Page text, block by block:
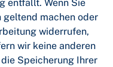
entfällt. Wenn Sie
machen oder
widerrufen,
wir keine anderen
Speicherung Ihrer